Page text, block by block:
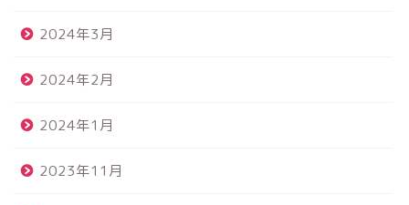
2024年3月
2024年2月
2024年1月
2023年11月